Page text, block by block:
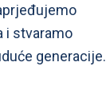
i stvaramo
generacije.